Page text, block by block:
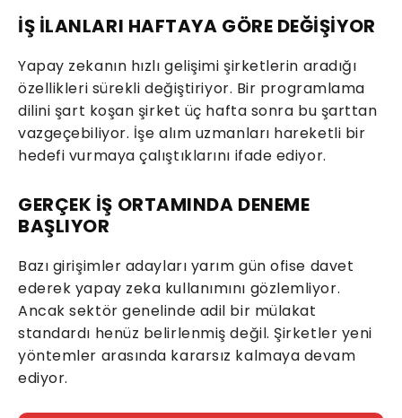
İŞ İLANLARI HAFTAYA GÖRE DEĞİŞİYOR
Yapay zekanın hızlı gelişimi şirketlerin aradığı
özellikleri sürekli değiştiriyor. Bir programlama
dilini şart koşan şirket üç hafta sonra bu şarttan
vazgeçebiliyor. İşe alım uzmanları hareketli bir
hedefi vurmaya çalıştıklarını ifade ediyor.
GERÇEK İŞ ORTAMINDA DENEME
BAŞLIYOR
Bazı girişimler adayları yarım gün ofise davet
ederek yapay zeka kullanımını gözlemliyor.
Ancak sektör genelinde adil bir mülakat
standardı henüz belirlenmiş değil. Şirketler yeni
yöntemler arasında kararsız kalmaya devam
ediyor.